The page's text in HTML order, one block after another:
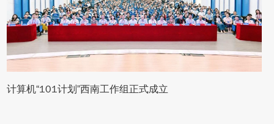
计算机“101计划”西南工作组正式成立